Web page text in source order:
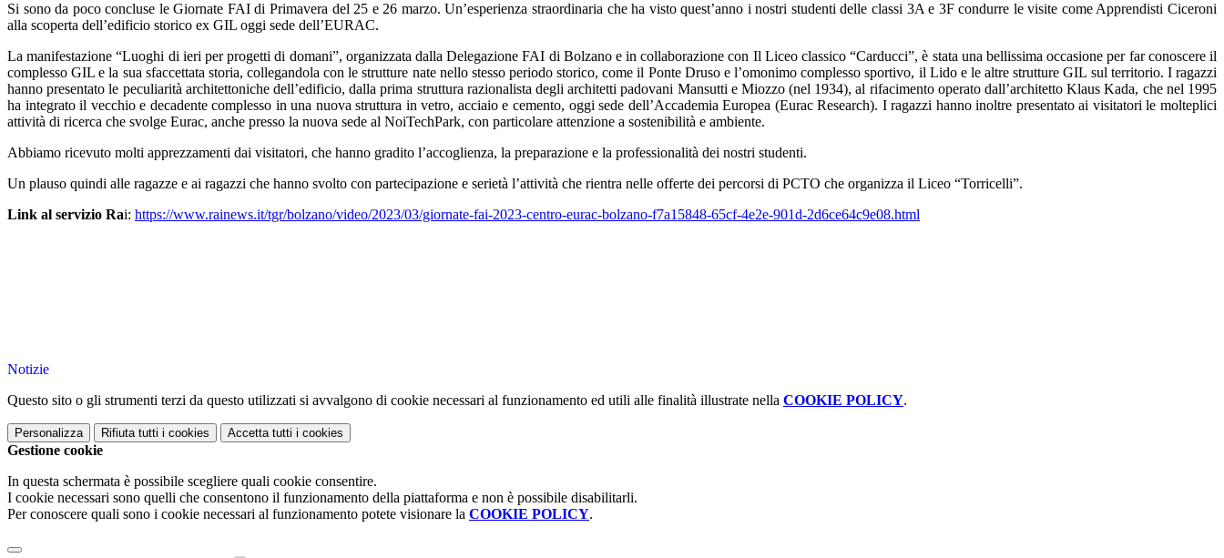
Si sono da poco concluse le Giornate FAI di Primavera del 25 e 26 marzo. Un’esperienza straordinaria che ha visto quest’anno i nostri studenti delle classi 3A e 3F condurre le visite come Apprendisti Ciceroni
alla scoperta dell’edificio storico ex GIL oggi sede dell’EURAC.
La manifestazione “Luoghi di ieri per progetti di domani”, organizzata dalla Delegazione FAI di Bolzano e in collaborazione con Il Liceo classico “Carducci”, è stata una bellissima occasione per far conoscere il
complesso GIL e la sua sfaccettata storia, collegandola con le strutture nate nello stesso periodo storico, come il Ponte Druso e l’omonimo complesso sportivo, il Lido e le altre strutture GIL sul territorio. I ragazzi
hanno presentato le peculiarità architettoniche dell’edificio, dalla prima struttura razionalista degli architetti padovani Mansutti e Miozzo (nel 1934), al rifacimento operato dall’architetto Klaus Kada, che nel 1995
ha integrato il vecchio e decadente complesso in una nuova struttura in vetro, acciaio e cemento, oggi sede dell’Accademia Europea (Eurac Research). I ragazzi hanno inoltre presentato ai visitatori le molteplici
attività di ricerca che svolge Eurac, anche presso la nuova sede al NoiTechPark, con particolare attenzione a sostenibilità e ambiente.
Abbiamo ricevuto molti apprezzamenti dai visitatori, che hanno gradito l’accoglienza, la preparazione e la professionalità dei nostri studenti.
Un plauso quindi alle ragazze e ai ragazzi che hanno svolto con partecipazione e serietà l’attività che rientra nelle offerte dei percorsi di PCTO che organizza il Liceo “Torricelli”.
Link al servizio Rai: https://www.rainews.it/tgr/bolzano/video/2023/03/giornate-fai-2023-centro-eurac-bolzano-f7a15848-65cf-4e2e-901d-2d6ce64c9e08.html
Notizie
Questo sito o gli strumenti terzi da questo utilizzati si avvalgono di cookie necessari al funzionamento ed utili alle finalità illustrate nella COOKIE POLICY.
Personalizza Rifiuta tutti i cookies Accetta tutti i cookies
Gestione cookie
In questa schermata è possibile scegliere quali cookie consentire.
I cookie necessari sono quelli che consentono il funzionamento della piattaforma e non è possibile disabilitarli.
Per conoscere quali sono i cookie necessari al funzionamento potete visionare la COOKIE POLICY.